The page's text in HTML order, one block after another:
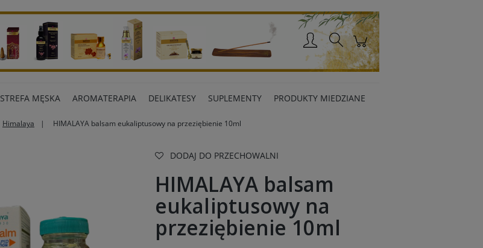
STREFA MĘSKA AROMATERAPIA DELIKATESY SUPLEMENTY PRODUKTY MIEDZIANE
Himalaya HIMALAYA balsam eukaliptusowy na przeziębienie 10ml
DODAJ DO PRZECHOWALNI
HIMALAYA balsam
eukaliptusowy na
przeziębienie 10ml